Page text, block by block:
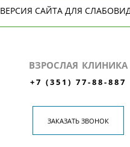
ВЕРСИЯ САЙТА ДЛЯ
ВЗРОСЛАЯ КЛИНИКА
+7 (351) 77-88-887
ЗАКАЗАТЬ ЗВОНОК